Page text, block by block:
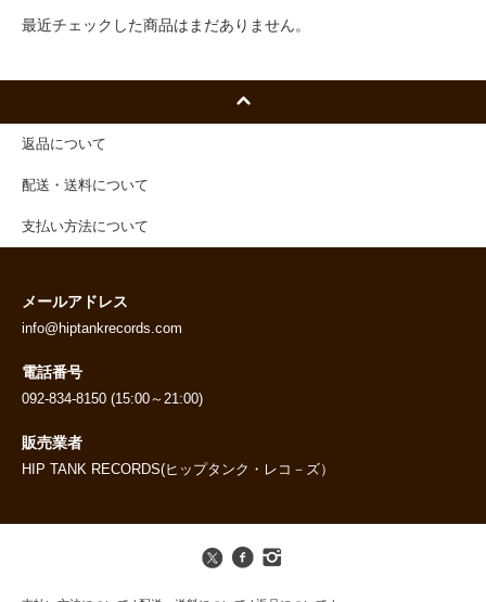
最近チェックした商品はまだありません。
返品について
配送・送料について
支払い方法について
メールアドレス
info@hiptankrecords.com
電話番号
092-834-8150 (15:00～21:00)
販売業者
HIP TANK RECORDS(ヒップタンク・レコ－ズ）